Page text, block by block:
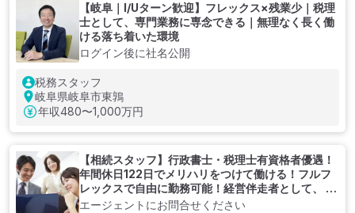
【岐阜｜I/Uターン歓迎】フレックス×残業少｜税理
士として、専門業務に専念できる｜無理なく長く働
ける落ち着いた環境
ログイン後に社名公開
税務スタッフ
岐阜県岐阜市東鶉
年収480〜1,000万円
【相続スタッフ】行政書士・税理士有資格者優遇！
年間休日122日でメリハリをつけて働ける！フルフ
レックスで自由に勤務可能！経営伴走者として、 税
務・会計面から企業全体を支援する税理士法人
エージェントにお問合せください